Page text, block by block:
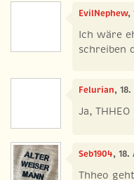
EvilNephew,
Ich wäre
schreiben
Felurian,
Ja,
Seb1904, 18.
Thheo